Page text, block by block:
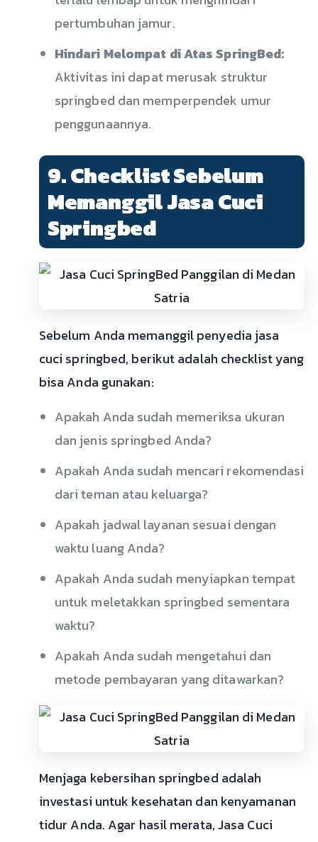
pertumbuhan jamur.
Hindari Melompat di Atas SpringBed:
Aktivitas ini dapat merusak struktur
springbed dan memperpendek umur
penggunaannya.
9. Checklist Sebelum
Memanggil Jasa Cuci
Springbed
Sebelum Anda memanggil penyedia jasa
cuci springbed, berikut adalah checklist yang
bisa Anda gunakan:
Apakah Anda sudah memeriksa ukuran
dan jenis springbed Anda?
Apakah Anda sudah mencari rekomendasi
dari teman atau keluarga?
Apakah jadwal layanan sesuai dengan
waktu luang Anda?
Apakah Anda sudah menyiapkan tempat
untuk meletakkan springbed sementara
waktu?
Apakah Anda sudah mengetahui dan
metode pembayaran yang ditawarkan?
Menjaga kebersihan springbed adalah
investasi untuk kesehatan dan kenyamanan
tidur Anda. Agar hasil merata, Jasa Cuci